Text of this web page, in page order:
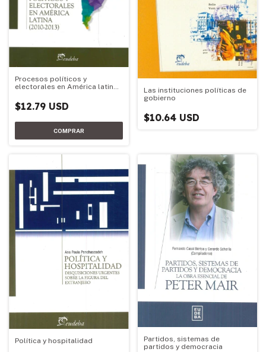
Procesos políticos y
electorales en América latina
$12.79 USD
Las instituciones políticas de
gobierno
$10.64 USD
Política y hospitalidad
Partidos, sistemas de
partidos y democracia